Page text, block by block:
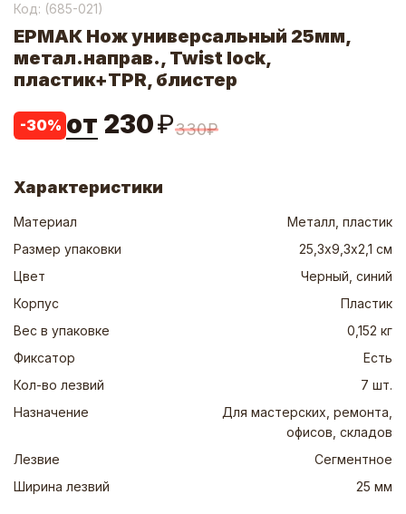
Код: (685-021)
ЕРМАК Нож универсальный 25мм,
метал.направ., Twist lock,
пластик+TPR, блистер
-30% от 230₽330₽
Характеристики
Материал
Металл, пластик
Размер упаковки
25,3х9,3х2,1 см
Цвет
Черный, синий
Корпус
Пластик
Вес в упаковке
0,152 кг
Фиксатор
Есть
Кол-во лезвий
7 шт.
Назначение
Для мастерских, ремонта,
офисов, складов
Лезвие
Сегментное
Ширина лезвий
25 мм